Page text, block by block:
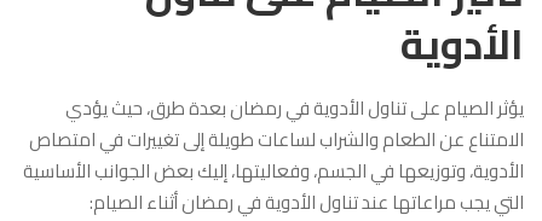
الأدوية
يؤثر الصيام على تناول الأدوية في رمضان بعدة طرق، حيث يؤدي
الامتناع عن الطعام والشراب لساعات طويلة إلى تغييرات في امتصاص
الأدوية، وتوزيعها في الجسم، وفعاليتها، إليك بعض الجوانب الأساسية
التي يجب مراعاتها عند تناول الأدوية في رمضان أثناء الصيام: